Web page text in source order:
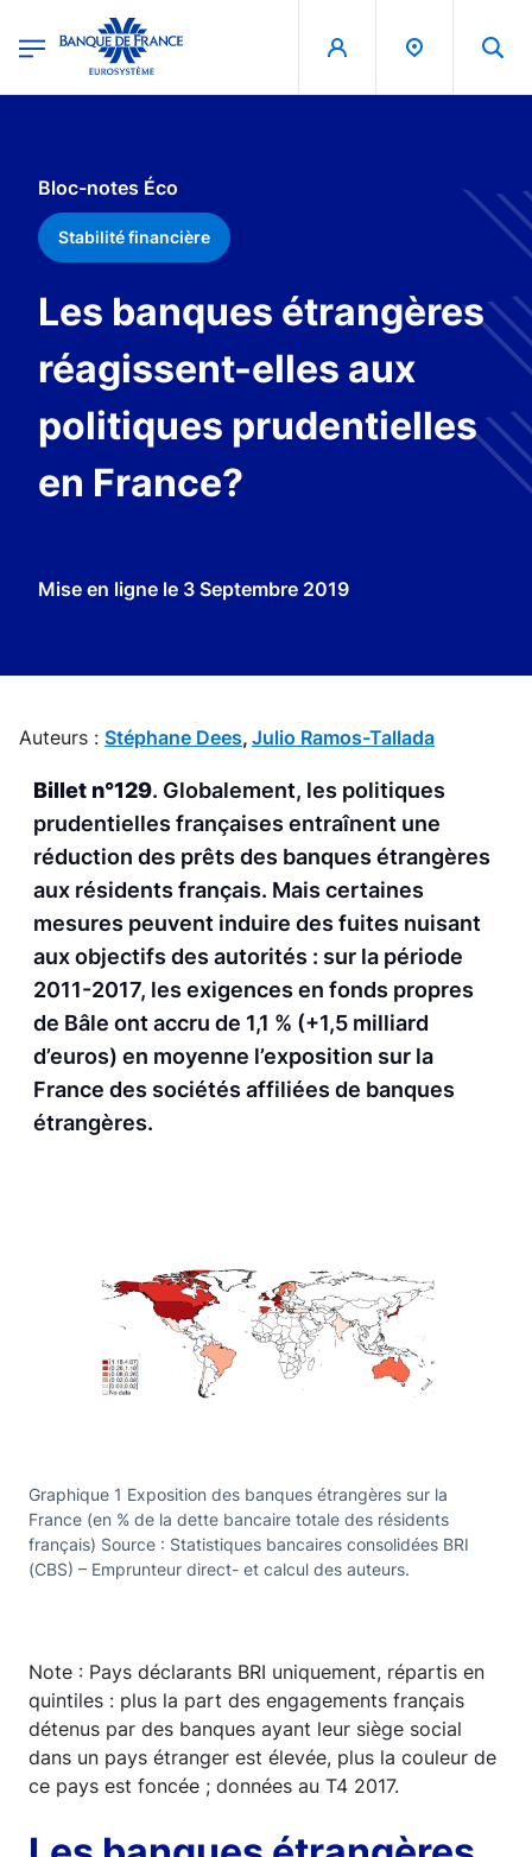
Banque de France - Menu Principal
Bloc-notes Éco
Stabilité financière
Les banques étrangères
réagissent-elles aux
politiques prudentielles
en France?
Mise en ligne le 3 Septembre 2019
Auteurs : Stéphane Dees, Julio Ramos-Tallada
Billet n°129. Globalement, les politiques
prudentielles françaises entraînent une
réduction des prêts des banques étrangères
aux résidents français. Mais certaines
mesures peuvent induire des fuites nuisant
aux objectifs des autorités : sur la période
2011-2017, les exigences en fonds propres
de Bâle ont accru de 1,1 % (+1,5 milliard
d’euros) en moyenne l’exposition sur la
France des sociétés affiliées de banques
étrangères.
Graphique 1 Exposition des banques étrangères sur la
France (en % de la dette bancaire totale des résidents
français) Source : Statistiques bancaires consolidées BRI
(CBS) – Emprunteur direct- et calcul des auteurs.
Note : Pays déclarants BRI uniquement, répartis en
quintiles : plus la part des engagements français
détenus par des banques ayant leur siège social
dans un pays étranger est élevée, plus la couleur de
ce pays est foncée ; données au T4 2017.